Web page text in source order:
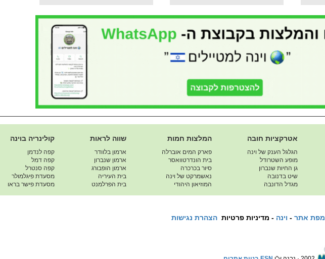
אטרקציות חובה
הגלגל הענק של וינה
מופע השטרודל
גן החיות שנברון
שיט בדנובה
מגדל הדונבה
המלצות חמות
פארק המים אוברלה
בית הונדרטוואסר
סיור בכרכרה
נאשמרקט של וינה
המוזיאון היהודי
שווה לראות
ארמון בלוודר
ארמון שנברון
ארמון הופבורג
בית העיריה
בית הפרלמנט
קולינריה בוינה
קפה לנדמן
קפה דמל
קפה סנטרל
מסעדת פיגלמולר
מסעדת פישר בראו
מפת אתר - וינה - מדיניות פרטיות הצהרת נגישות